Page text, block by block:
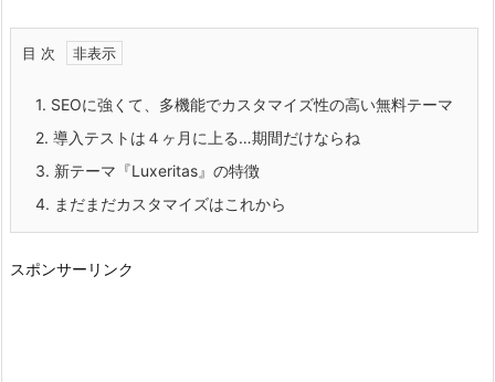
目 次
1. SEOに強くて、多機能でカスタマイズ性の高い無料テーマ
2. 導入テストは４ヶ月に上る…期間だけならね
3. 新テーマ『Luxeritas』の特徴
4. まだまだカスタマイズはこれから
スポンサーリンク